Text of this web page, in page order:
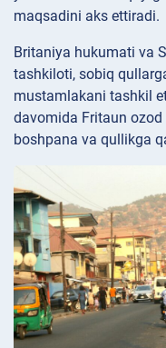
maqsadini aks ettiradi.
Britaniya hukumati va
tashkiloti, sobiq
mustamlakani tashkil
davomida Fritaun
boshpana va qullikga